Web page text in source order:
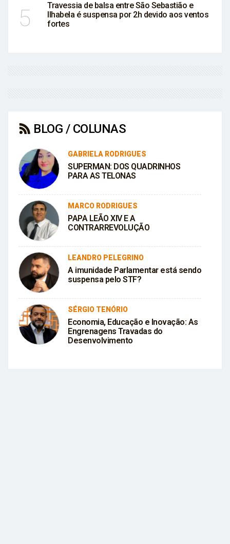
5
Travessia de balsa entre São Sebastião e
Ilhabela é suspensa por 2h devido aos ventos
fortes
BLOG / COLUNAS
GABRIELA RODRIGUES
SUPERMAN: DOS QUADRINHOS
PARA AS TELONAS
MARCO RODRIGUES
PAPA LEÃO XIV E A
CONTRARREVOLUÇÃO
LEANDRO PELEGRINO
A imunidade Parlamentar está sendo
suspensa pelo STF?
SÉRGIO TENÓRIO
Economia, Educação e Inovação: As
Engrenagens Travadas do
Desenvolvimento